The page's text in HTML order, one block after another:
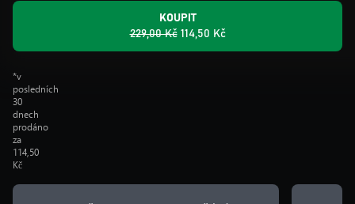
KOUPIT
229,00 Kč 114,50 Kč
*v
posledních
30
dnech
prodáno
za
114,50
Kč